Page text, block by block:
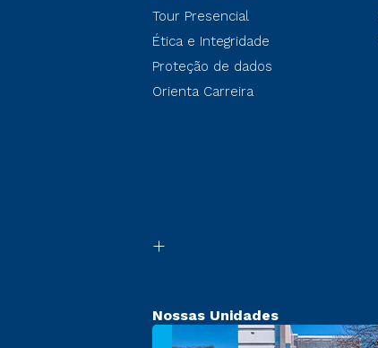
Tour Presencial
Ética e Integridade
Proteção de dados
Orienta Carreira
Nossas Unidades